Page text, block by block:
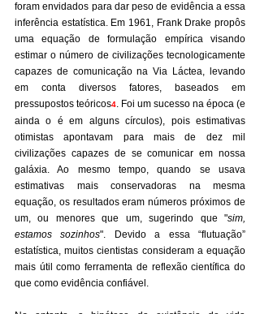
foram envidados para dar peso de evidência a essa
inferência estatística. Em 1961, Frank Drake propôs
uma equação de formulação empírica visando
estimar o número de civilizações tecnologicamente
capazes de comunicação na Via Láctea, levando
em conta diversos fatores, baseados em
pressupostos teóricos4. Foi um sucesso na época (e
ainda o é em alguns círculos), pois estimativas
otimistas apontavam para mais de dez mil
civilizações capazes de se comunicar em nossa
galáxia. Ao mesmo tempo, quando se usava
estimativas mais conservadoras na mesma
equação, os resultados eram números próximos de
um, ou menores que um, sugerindo que "sim,
estamos sozinhos". Devido a essa “flutuação”
estatística, muitos cientistas consideram a equação
mais útil como ferramenta de reflexão científica do
que como evidência confiável.